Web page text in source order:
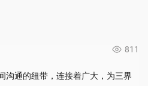
811
沟通的纽带，连接着广大，为三界